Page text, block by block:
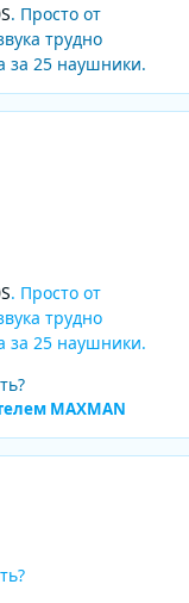
. Просто от
трудно
за 25 наушники.
. Просто от
трудно
за 25 наушники.
MAXMAN